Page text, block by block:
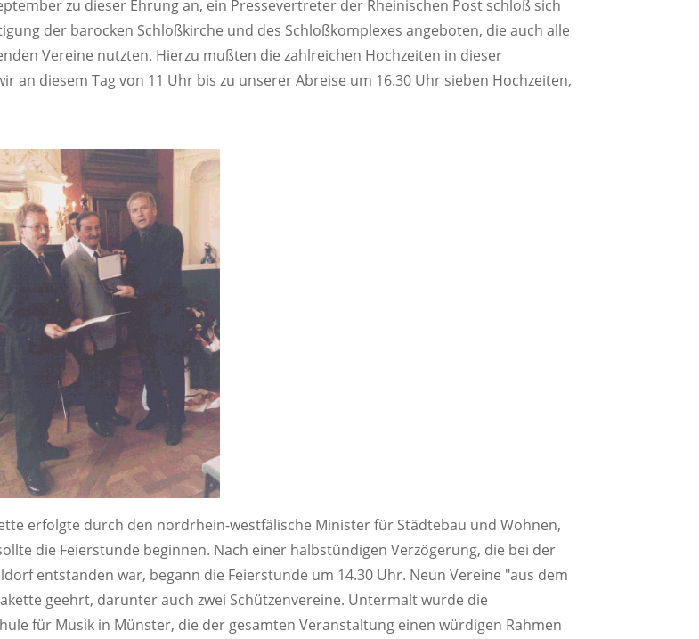
zu dieser Ehrung an, ein Pressevertreter der Rheinischen Post schloß sich
der barocken Schloßkirche und des Schloßkomplexes angeboten, die auch alle
Vereine nutzten. Hierzu mußten die zahlreichen Hochzeiten in dieser
an diesem Tag von 11 Uhr bis zu unserer Abreise um 16.30 Uhr sieben Hochzeiten,
erfolgte durch den nordrhein-westfälische Minister für Städtebau und Wohnen,
die Feierstunde beginnen. Nach einer halbstündigen Verzögerung, die bei der
entstanden war, begann die Feierstunde um 14.30 Uhr. Neun Vereine aus dem
geehrt, darunter auch zwei Schützenvereine. Untermalt wurde die
für Musik in Münster, die der gesamten Veranstaltung einen würdigen Rahmen